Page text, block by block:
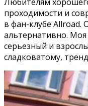
проходимости и
в фан-клубе
альтернативно. Моя
серьезный и
сладковатому,